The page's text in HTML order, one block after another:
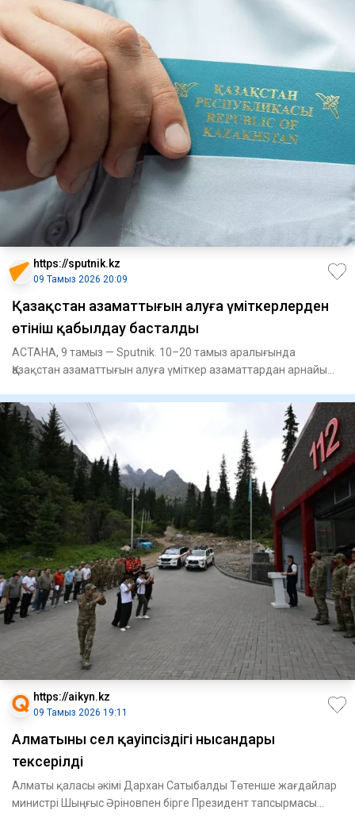
https://sputnik.kz
09 Тамыз 2026 20:09
Қазақстан азаматтығын алуға үміткерлерден
өтініш қабылдау басталды
АСТАНА, 9 тамыз — Sputnik. 10–20 тамыз аралығында
Қазақстан азаматтығын алуға үміткер азаматтардан арнайы
https://aikyn.kz
09 Тамыз 2026 19:11
Алматының сел қауіпсіздігі нысандары
тексерілді
Алматы қаласы әкімі Дархан Сатыбалды Төтенше жағдайлар
министрі Шыңғыс Әріновпен бірге Президент тапсырмасы